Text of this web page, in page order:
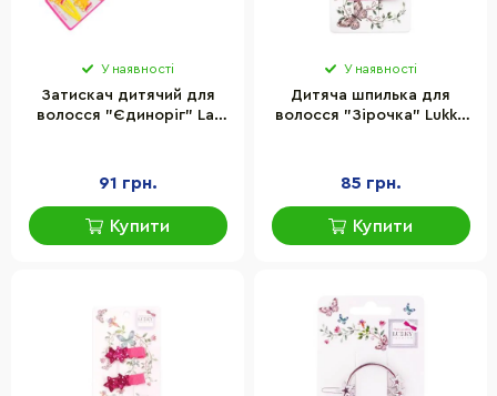
У наявності
Затискач дитячий для
волосся "Єдиноріг" La-
91 грн.
Купити
У наявності
Дитяча шпилька для
волосся "Зірочка" Lukky
85 грн.
Купити